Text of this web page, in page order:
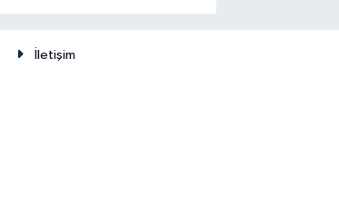
İletişim